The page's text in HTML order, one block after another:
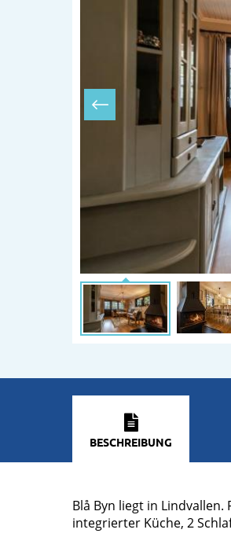
BESCHREIBUNG
Blå Byn liegt in
integrierter Küche, 2